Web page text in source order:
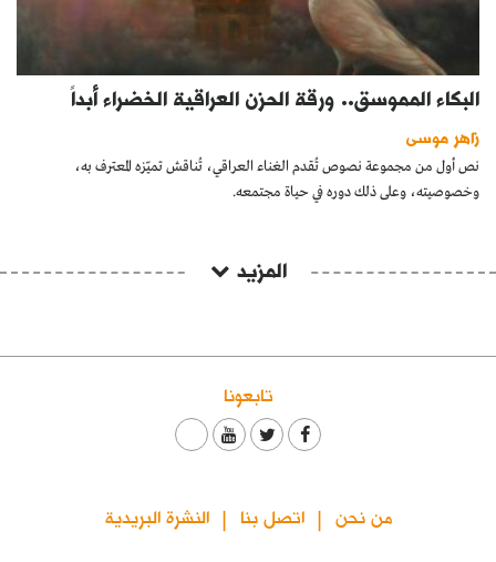
البكاء المموسق.. ورقة الحزن العراقية الخضراء أبداً
زاهر موسى
نص أول من مجموعة نصوص تُقدم الغناء العراقي، تُناقش تميّزه المعترف به،
وخصوصيته، وعلى ذلك دوره في حياة مجتمعه.
المزيد
تابعونا
من نحن اتصل بنا النشرة البريدية